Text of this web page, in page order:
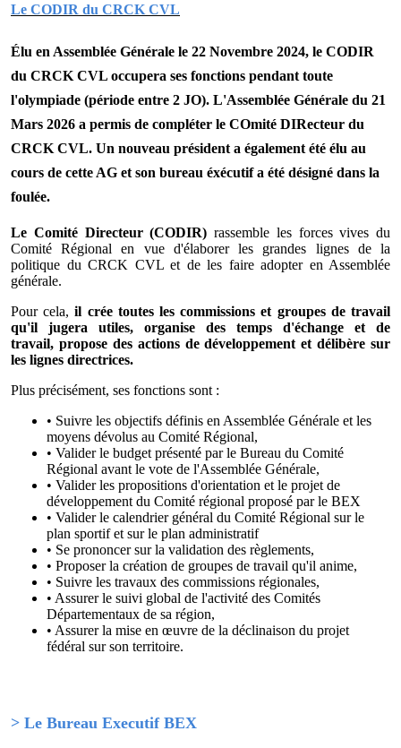
Le CODIR du CRCK CVL
Élu en Assemblée Générale le 22 Novembre 2024, le CODIR
du CRCK CVL occupera ses fonctions pendant toute
l'olympiade (période entre 2 JO). L'Assemblée Générale du 21
Mars 2026 a permis de compléter le COmité DIRecteur du
CRCK CVL. Un nouveau président a également été élu au
cours de cette AG et son bureau éxécutif a été désigné dans la
foulée.
Le Comité Directeur (CODIR) rassemble les forces vives du
Comité Régional en vue d'élaborer les grandes lignes de la
politique du CRCK CVL et de les faire adopter en Assemblée
générale.
Pour cela, il crée toutes les commissions et groupes de travail
qu'il jugera utiles, organise des temps d'échange et de
travail, propose des actions de développement etdélibère sur
les lignes directrices.
Plus précisément, ses fonctions sont :
• Suivre les objectifs définis en Assemblée Générale et les
moyens dévolus au Comité Régional,
• Valider le budget présenté par le Bureau du Comité
Régional avant le vote de l'Assemblée Générale,
• Valider les propositions d'orientation et le projet de
développement du Comité régional proposé par le BEX
• Valider le calendrier général du Comité Régional sur le
plan sportif et sur le plan administratif
• Se prononcer sur la validation des règlements,
• Proposer la création de groupes de travail qu'il anime,
• Suivre les travaux des commissions régionales,
• Assurer le suivi global de l'activité des Comités
Départementaux de sa région,
• Assurer la mise en œuvre de la déclinaison du projet
fédéral sur son territoire.
> Le Bureau Executif BEX